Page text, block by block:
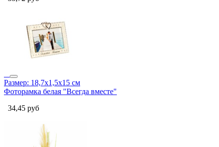
Размер: 18,7х1,5х15 см
Фоторамка белая "Всегда вместе"
34,45 руб